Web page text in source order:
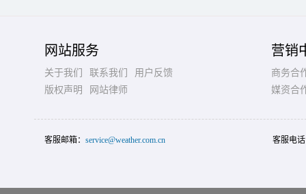
网站服务
关于我们 联系我们
用户反馈
版权声明
网站律师
营销
商务合
媒资合
客服邮箱： service@weather.com.cn 客服电